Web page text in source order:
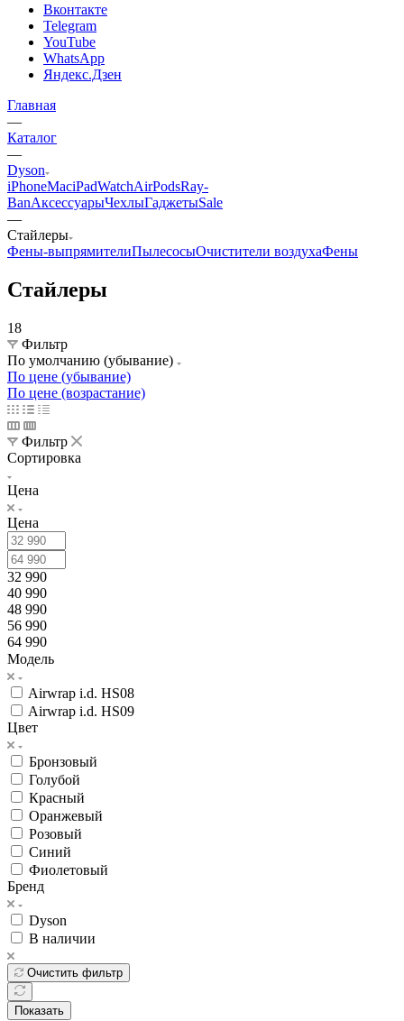
Вконтакте
Telegram
YouTube
WhatsApp
Яндекс.Дзен
Главная
—
Каталог
—
Dyson
iPhoneMaciPadWatchAirPodsRay-
BanАксессуарыЧехлыГаджетыSale
—
Стайлеры
Фены-выпрямителиПылесосыОчистители воздухаФены
Стайлеры
18
Фильтр
По умолчанию (убывание)
По цене (убывание)
По цене (возрастание)
Фильтр
Сортировка
Цена
Цена
32 990
40 990
48 990
56 990
64 990
Модель
Airwrap i.d. HS08
Airwrap i.d. HS09
Цвет
Бронзовый
Голубой
Красный
Оранжевый
Розовый
Синий
Фиолетовый
Бренд
Dyson
В наличии
Очистить фильтр
Показать